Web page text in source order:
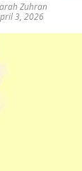
Zuhran
3, 2026